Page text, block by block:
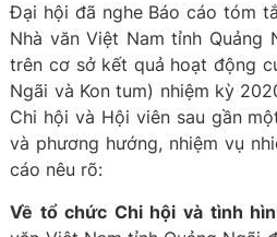
Đại hội đã nghe Báo cáo tóm
Nhà văn Việt Nam tỉnh Quảng
trên cơ sở kết quả hoạt động
Ngãi và Kon tum) nhiệm kỳ
Chi hội và Hội viên sau gần
và phương hướng, nhiệm vụ
cáo nêu rõ:
Về tổ chức Chi hội và tình